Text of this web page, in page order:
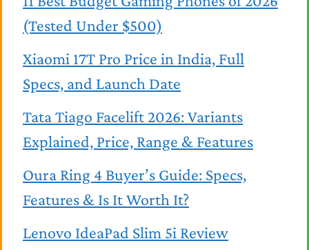
(Tested Under $500)
Xiaomi 17T Pro Price in India, Full
Specs, and Launch Date
Tata Tiago Facelift 2026: Variants
Explained, Price, Range & Features
Oura Ring 4 Buyer’s Guide: Specs,
Features & Is It Worth It?
Lenovo IdeaPad Slim 5i Review